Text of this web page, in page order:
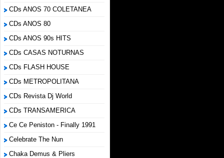
CDs ANOS 70 COLETANEA
CDs ANOS 80
CDs ANOS 90s HITS
CDs CASAS NOTURNAS
CDs FLASH HOUSE
CDs METROPOLITANA
CDs Revista Dj World
CDs TRANSAMERICA
Ce Ce Peniston - Finally 1991
Celebrate The Nun
Chaka Demus & Pliers